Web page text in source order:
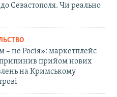
Севастополя. Чи реально
– не Росія»: маркетплейс
прийом нових
на Кримському